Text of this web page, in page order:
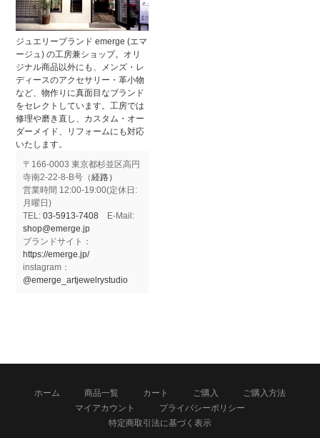
ジュエリーブランド emerge (エマ
ージュ) の工房兼ショップ。オリ
ジナル商品以外にも、メンズ・レ
ディースのアクセサリー・革小物
など、物作りに真面目なブランド
をセレクトしています。工房では
修理や磨き直し、カスタム・オー
ダーメイド、リフォームにも対応
いたします。
〒166-0003 東京都杉並区高円
寺南2-22-8-B号（経路）
営業時間 12:00-19:00(定休日:
月曜日)
TEL:03-5913-7408 E-Mail:
shop@emerge.jp
ブランドサイト：
https://emerge.jp/
instagram：
@emerge_artjewelrystudio
ホーム 商品一覧 カート ご購入
ご購入方法
マイアカウント
プライバシーポリシー
特定商取引法に基づく表示